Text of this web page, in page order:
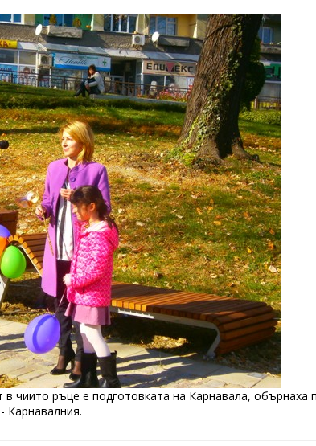
чиито ръце е подготовката на Карнавала, обърнаха
Карнавалния.